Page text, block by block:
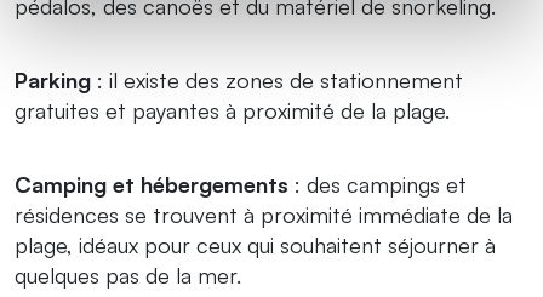
pédalos, des canoës et du matériel de snorkeling.
Parking : il existe des zones de stationnement
gratuites et payantes à proximité de la plage.
Camping et hébergements : des campings et
résidences se trouvent à proximité immédiate de la
plage, idéaux pour ceux qui souhaitent séjourner à
quelques pas de la mer.